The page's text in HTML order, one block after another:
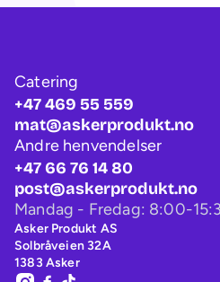
Catering
+47 469 55 559
mat@askerprodukt.no
Andre henvendelser
+47 66 76 14 80
post@askerprodukt.no
Mandag - Fredag: 8:00-
Asker Produkt AS
Solbråveien 32A
1383 Asker